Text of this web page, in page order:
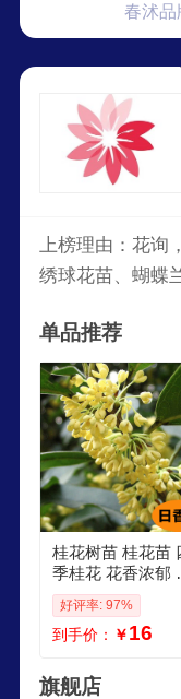
春沭品
上榜理由：花询
绣球花苗、蝴蝶
单品推荐
桂花树苗 桂花苗
季桂花 花香浓郁
接桂花苗 阳台 庭
办公室 南北方种植
盘栽 日香桂 3年苗
好评率: 97%
到手价： ￥16
旗舰店